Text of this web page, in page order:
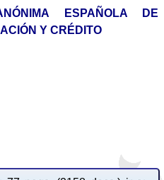
ESPAÑOLA DE
Y CRÉDITO